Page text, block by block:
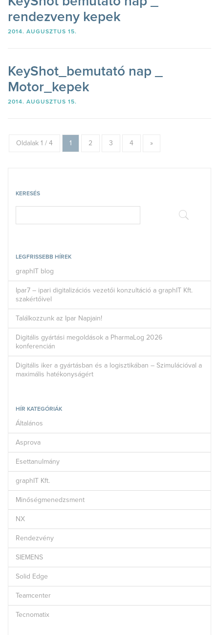
KERESÉS
LEGFRISSEBB HÍREK
graphIT blog
Ipar7 – ipari digitalizációs vezetői konzultáció a graphIT Kft.
szakértőivel
Találkozzunk az Ipar Napjain!
Digitális gyártási megoldások a PharmaLog 2026
konferencián
Digitális iker a gyártásban és a logisztikában – Szimulációval a
maximális hatékonyságért
HÍR KATEGÓRIÁK
Általános
Asprova
Esettanulmány
graphIT Kft.
Minőségmenedzsment
NX
Rendezvény
SIEMENS
Solid Edge
Teamcenter
Tecnomatix
rendezveny kepek
2014. AUGUSZTUS 15.
KeyShot_bemutató nap _
Motor_kepek
2014. AUGUSZTUS 15.
Oldalak 1 / 4 1 2 3 4 »